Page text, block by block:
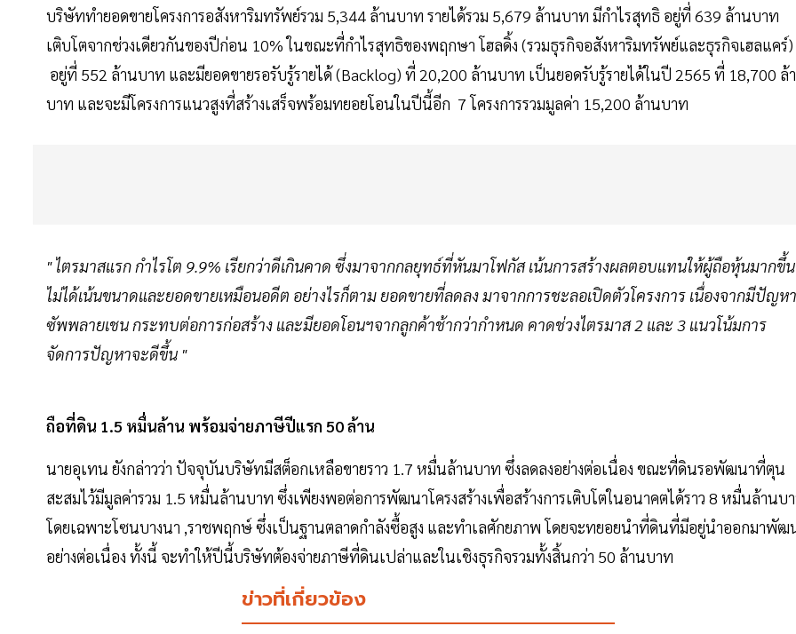
บริษัททำยอดขายโครงการอสังหาริมทรัพย์รวม 5,344 ล้านบาท รายได้รวม 5,679 ล้านบาท มีกำไรสุทธิ อยู่ที่ 639 ล้านบาท
เติบโตจากช่วงเดียวกันของปีก่อน 10% ในขณะที่กำไรสุทธิของพฤกษา โฮลดิ้ง (รวมธุรกิจอสังหาริมทรัพย์และธุรกิจเฮลแคร์)
อยู่ที่ 552 ล้านบาท และมียอดขายรอรับรู้รายได้ (Backlog) ที่ 20,200 ล้านบาท เป็นยอดรับรู้รายได้ในปี 2565 ที่ 18,700 ล้
บาท และจะมีโครงการแนวสูงที่สร้างเสร็จพร้อมทยอยโอนในปีนี้อีก 7 โครงการรวมมูลค่า 15,200 ล้านบาท
" ไตรมาสแรก กำไรโต 9.9% เรียกว่าดีเกินคาด ซึ่งมาจากกลยุทธ์ที่หันมาโฟกัส เน้นการสร้างผลตอบแทนให้ผู้ถือหุ้นมากขึ้น
ไม่ได้เน้นขนาดและยอดขายเหมือนอดีต อย่างไรก็ตาม ยอดขายที่ลดลง มาจากการชะลอเปิดตัวโครงการ เนื่องจากมีปัญหา
ซัพพลายเชน กระทบต่อการก่อสร้าง และมียอดโอนฯจากลูกค้าช้ากว่ากำหนด คาดช่วงไตรมาส 2 และ 3 แนวโน้มการ
จัดการปัญหาจะดีขึ้น "
ถือที่ดิน 1.5 หมื่นล้าน พร้อมจ่ายภาษีปีแรก 50 ล้าน
นายอุเทน ยังกล่าวว่า ปัจจุบันบริษัทมีสต็อกเหลือขายราว 1.7 หมื่นล้านบาท ซึ่งลดลงอย่างต่อเนื่อง ขณะที่ดินรอพัฒนาที่ตุน
สะสมไว้มีมูลค่ารวม 1.5 หมื่นล้านบาท ซึ่งเพียงพอต่อการพัฒนาโครงสร้างเพื่อสร้างการเติบโตในอนาคตได้ราว 8 หมื่นล้านบ
โดยเฉพาะโซนบางนา ,ราชพฤกษ์ ซึ่งเป็นฐานตลาดกำลังซื้อสูง และทำเลศักยภาพ โดยจะทยอยนำที่ดินที่มีอยู่นำออกมาพัฒ
อย่างต่อเนื่อง ทั้งนี้ จะทำให้ปีนี้บริษัทต้องจ่ายภาษีที่ดินเปล่าและในเชิงธุรกิจรวมทั้งสิ้นกว่า 50 ล้านบาท
ข่าวที่เกี่ยวข้อง